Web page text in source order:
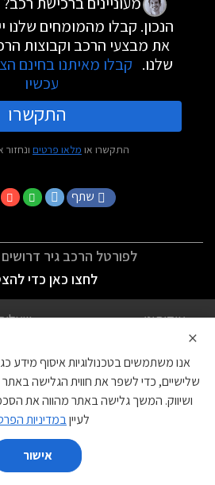
הנכון. קבלו מהמומחים שלנו
את מבצעי הרכב וקבוצות
שלנו. קבלו מאיתנו בחינם
עכשיו
התקשרו
התקשרו או מלאו פרטים
שתף
לפורטל הרכב גיר
לחצו כאן כדי
אודותינו
הצהרת נגישות
צור
עוגיות
×
אנו משתמשים בטכנולוגיות איסוף מידע
שלישיים, כדי לשפר את חווית הגלישה באתר
ושיווק. המשך גלישה באתר מהווה את
לעייןבמדיניות
אישור